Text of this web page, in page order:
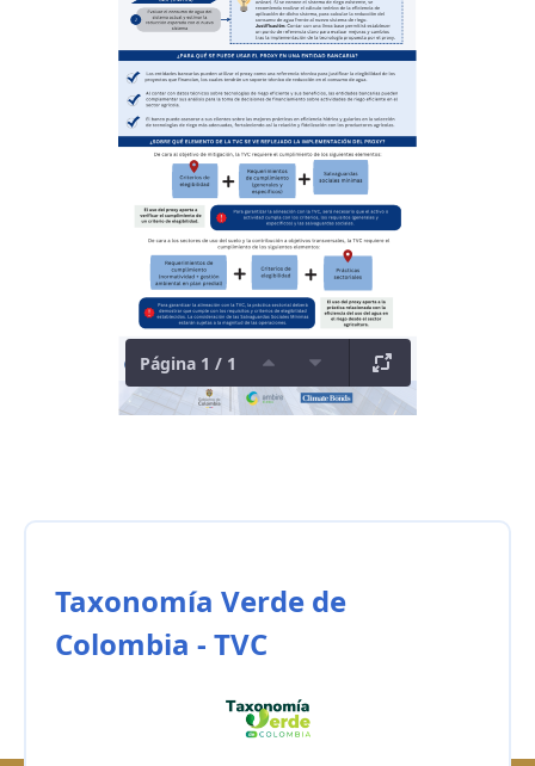
Página 1 / 1
Taxonomía Verde de
Colombia - TVC